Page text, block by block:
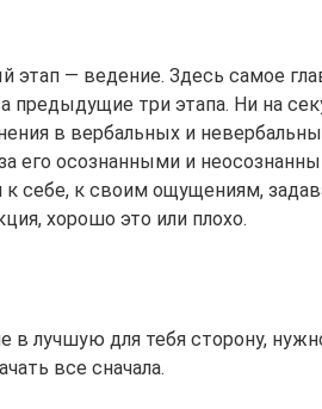
этап — ведение. Здесь самое
предыдущие три этапа. Ни на
в вербальных и
его осознанными и
к себе, к своим ощущениям,
хорошо это или плохо.
в лучшую для тебя сторону,
все сначала.